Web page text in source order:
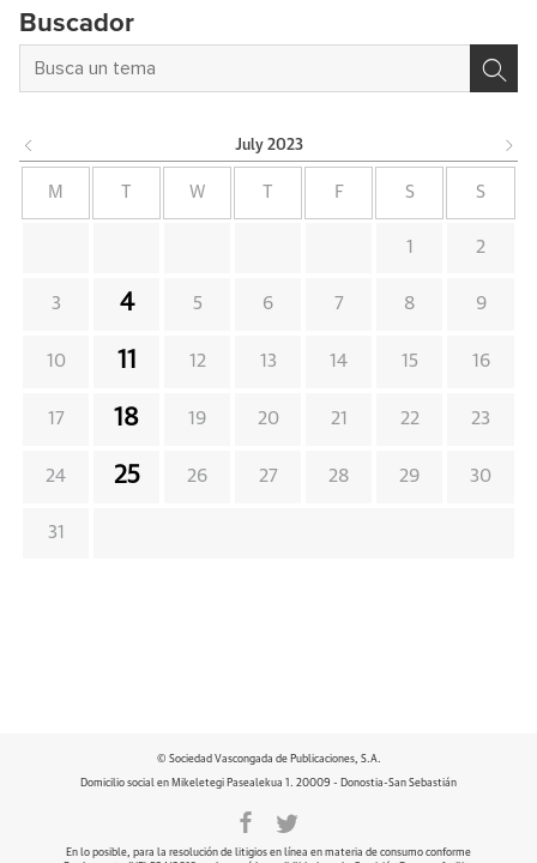
Buscador
July 2023
M W F S S
1 2
3 4 5 6 7 8 9
10 11 12 13 14 15 16
17 18 19 20 21 22 23
24 25 26 27 28 29 30
31
© Sociedad Vascongada de Publicaciones, S.A.
Domicilio social en Mikeletegi Pasealekua 1. 20009 - Donostia-San Sebastián
En lo posible, para la resolución de litigios en línea en materia de consumo conforme